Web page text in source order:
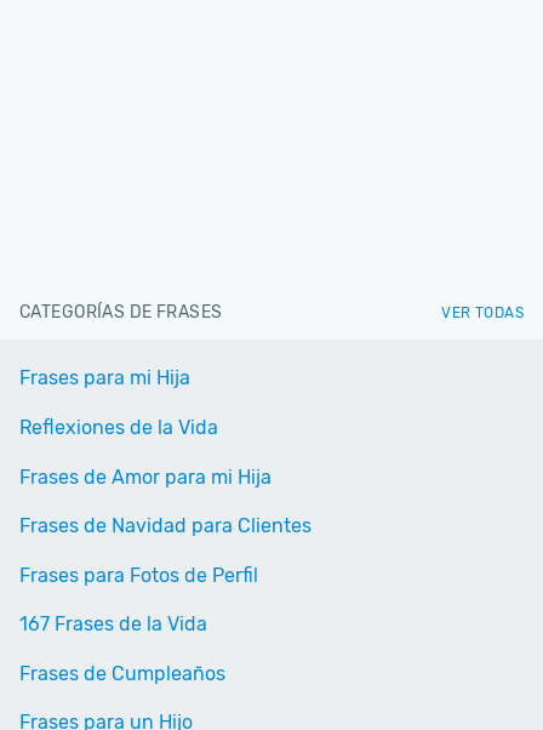
CATEGORÍAS DE FRASES VER TODAS
Frases para mi Hija
Reflexiones de la Vida
Frases de Amor para mi Hija
Frases de Navidad para Clientes
Frases para Fotos de Perfil
167 Frases de la Vida
Frases de Cumpleaños
Frases para un Hijo